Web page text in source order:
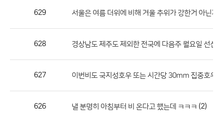
호,
629 서울은 여름 더위에 비해 겨울 추위가 강한거 아닌가
628 경상남도 제주도 제외한 전국에 다음주 월요일 선선
627 이번비도 국지성호우 또는 시간당 30mm 집중호우
626 낼 분명히 아침부터 비 온다고 했는데 ㅋㅋㅋ (2)